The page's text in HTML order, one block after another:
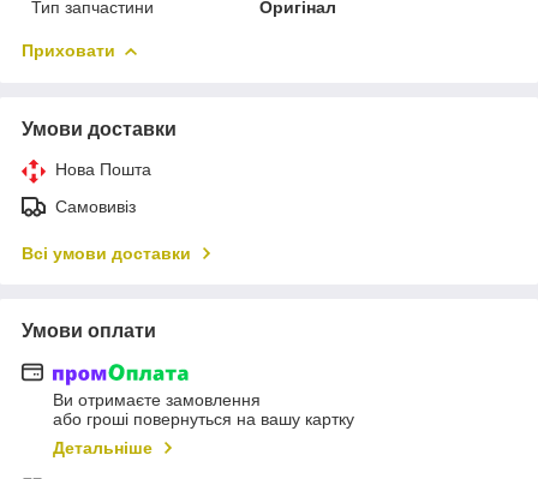
Тип запчастини
Оригінал
Приховати
Умови доставки
Нова Пошта
Самовивіз
Всі умови доставки
Умови оплати
Ви отримаєте замовлення
або гроші повернуться на вашу картку
Детальніше